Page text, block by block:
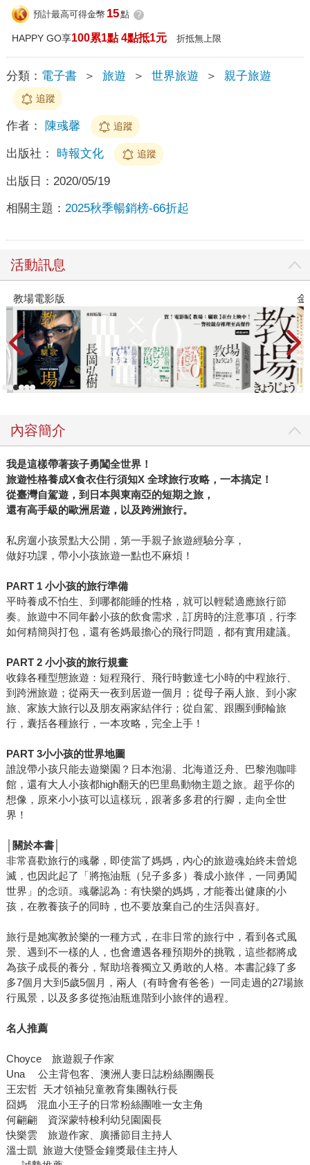
預計最高可得金幣 15點 ?
HAPPY GO享100累1點 4點抵1元 折抵無上限
分類： 電子書 ＞ 旅遊 ＞ 世界旅遊 ＞ 親子旅遊
追蹤
作者： 陳彧馨 追蹤
出版社： 時報文化 追蹤
出版日： 2020/05/19
相關主題： 2025秋季暢銷榜-66折起
活動訊息
教場電影版 金
內容簡介
我是這樣帶著孩子勇闖全世界！
旅遊性格養成X食衣住行須知X 全球旅行攻略，一本搞定！
從臺灣自駕遊，到日本與東南亞的短期之旅，
還有高手級的歐洲居遊，以及跨洲旅行。
私房遛小孩景點大公開，第一手親子旅遊經驗分享，
做好功課，帶小小孩旅遊一點也不麻煩！
PART 1 小小孩的旅行準備
平時養成不怕生、到哪都能睡的性格，就可以輕鬆適應旅行節
奏。旅遊中不同年齡小孩的飲食需求，訂房時的注意事項，行李
如何精簡與打包，還有爸媽最擔心的飛行問題，都有實用建議。
PART 2 小小孩的旅行規畫
收錄各種型態旅遊：短程飛行、飛行時數達七小時的中程旅行、
到跨洲旅遊；從兩天一夜到居遊一個月；從母子兩人旅、到小家
旅、家族大旅行以及朋友兩家結伴行；從自駕、跟團到郵輪旅
行，囊括各種旅行，一本攻略，完全上手！
PART 3小小孩的世界地圖
誰說帶小孩只能去遊樂園？日本泡湯、北海道泛舟、巴黎泡咖啡
館，還有大人小孩都high翻天的巴里島動物主題之旅。超乎你的
想像，原來小小孩可以這樣玩，跟著多多君的行腳，走向全世
界！
關於本書│
非常喜歡旅行的彧馨，即使當了媽媽，內心的旅遊魂始終未曾熄
滅，也因此起了「將拖油瓶（兒子多多）養成小旅伴，一同勇闖
世界」的念頭。彧馨認為：有快樂的媽媽，才能養出健康的小
孩，在教養孩子的同時，也不要放棄自己的生活與喜好。
旅行是她寓教於樂的一種方式，在非日常的旅行中，看到各式風
景、遇到不一樣的人，也會遭遇各種預期外的挑戰，這些都將成
為孩子成長的養分，幫助培養獨立又勇敢的人格。本書記錄了多
多7個月大到5歲5個月，兩人（有時會有爸爸）一同走過的27場旅
行風景，以及多多從拖油瓶進階到小旅伴的過程。
名人推薦
Choyce 旅遊親子作家
Una 公主背包客、澳洲人妻日誌粉絲團團長
王宏哲 天才領袖兒童教育集團執行長
囧媽 混血小王子的日常粉絲團唯一女主角
何翩翩 資深蒙特梭利幼兒園園長
快樂雲 旅遊作家、廣播節目主持人
溫士凱 旅遊大使暨金鐘獎最佳主持人